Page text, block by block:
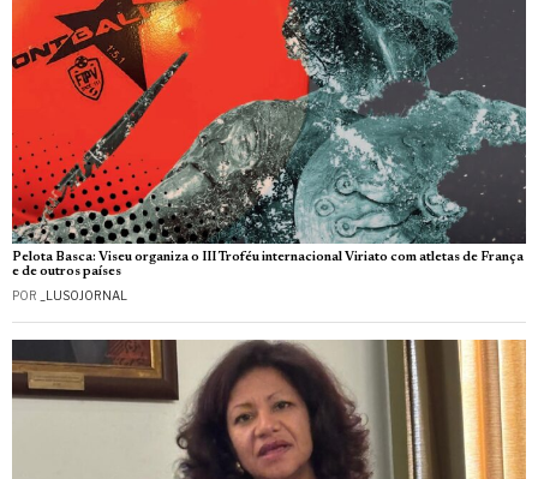
Pelota Basca: Viseu organiza o III Troféu internacional Viriato com atletas de França
e de outros países
POR _LUSOJORNAL